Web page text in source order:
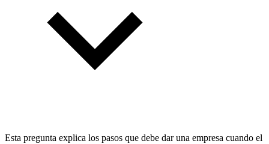
Esta pregunta explica los pasos que debe dar una empresa cuando el